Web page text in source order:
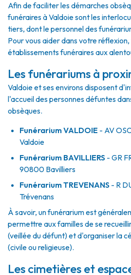
Afin de faciliter les démarches
funéraires à Valdoie sont les
tiers, dont le personnel des
Pour vous aider dans votre
établissements funéraires aux
Les funérariums à
Valdoie et ses environs disposent
l'accueil des personnes défuntes
obsèques.
FunérariumVALDOIE - AV
Valdoie
Funérarium BAVILLIERS - GR
90800 Bavilliers
FunérariumTREVENANS - R
Trévenans
À savoir, un funérarium est
permettre aux familles de se
(veillée du défunt) et d'organiser la
(civile ou religieuse).
Les cimetières et